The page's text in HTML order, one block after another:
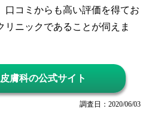
口コミからも高い評価を得てお
リニックであることが伺えま
膚科の公式サイト
調査日：2020/06/03